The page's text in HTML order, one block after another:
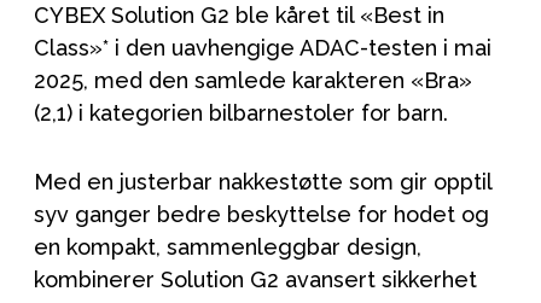
CYBEX Solution G2 ble kåret til «Best in
Class»* i den uavhengige ADAC-testen i mai
2025, med den samlede karakteren «Bra»
(2,1) i kategorien bilbarnestoler for barn.
Med en justerbar nakkestøtte som gir opptil
syv ganger bedre beskyttelse for hodet og
en kompakt, sammenleggbar design,
kombinerer Solution G2 avansert sikkerhet